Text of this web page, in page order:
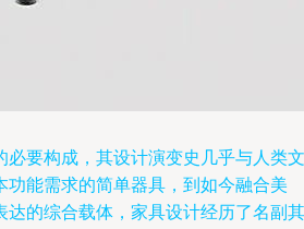
必要构成，其设计演变史几乎与人类文
功能需求的简单器具，到如今融合美
达的综合载体，家具设计经历了名副其